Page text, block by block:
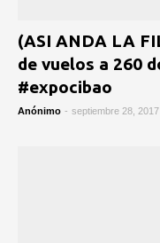
(ASI ANDA LA
de vuelos a 260
#expocibao
Anónimo - septiembre 28, 2017